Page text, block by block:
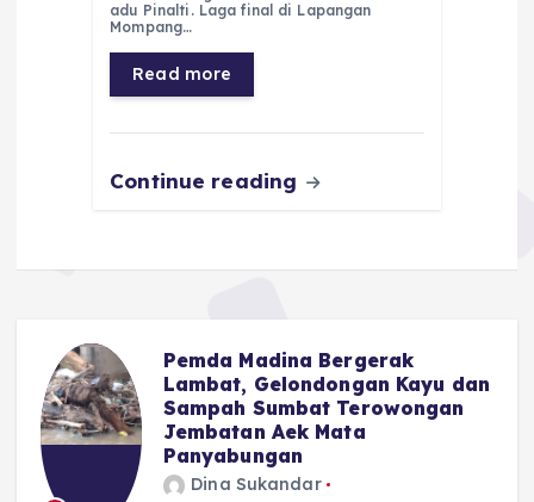
b
o
o
k
A
p
p
r
a
m
n
adu Pinalti. Laga final di Lapangan
Mompang…
Read more
Continue reading
Pemda Madina Bergerak
Lambat, Gelondongan Kayu dan
Sampah Sumbat Terowongan
Jembatan Aek Mata
Panyabungan
Dina Sukandar